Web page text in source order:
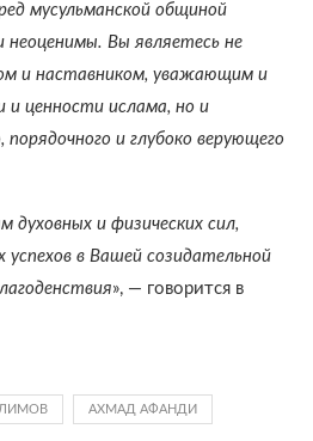
мусульманской общиной
неоценимы. Вы являетесь не
и наставником, уважающим и
ценности ислама, но и
порядочного и глубоко верующего
и физических сил,
успехов в Вашей созидательной
», — говорится в
АХМАД АФАНДИ